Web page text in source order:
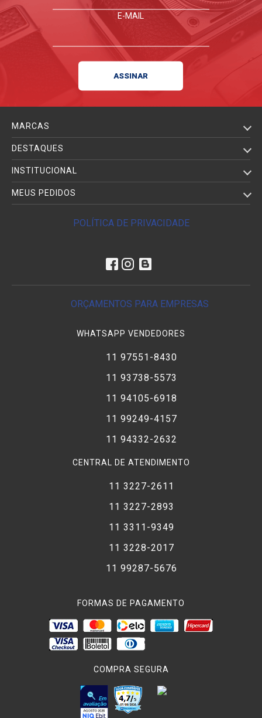
E-MAIL
MARCAS
DESTAQUES
INSTITUCIONAL
MEUS PEDIDOS
POLÍTICA DE PRIVACIDADE
ORÇAMENTOS PARA EMPRESAS
WHATSAPP VENDEDORES
11 97551-8430
11 93738-5573
11 94105-6918
11 99249-4157
11 94332-2632
CENTRAL DE ATENDIMENTO
11 3227-2611
11 3227-2893
11 3311-9349
11 3228-2017
11 99287-5676
FORMAS DE PAGAMENTO
COMPRA SEGURA